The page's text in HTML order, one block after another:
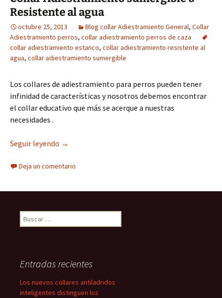
Resistente al agua
octubre 25, 2013 Blog collar Adiestramiento General, Collar
Adiestramiento perros, collar adiestramiento perros de caza
collar adiestramiento estanco, collar adiestramiento resistente al
agua, collar adiestramiento sumergible
Los collares de adiestramiento para perros pueden tener
infinidad de características y nosotros debemos encontrar
el collar educativo que más se acerque a nuestras
necesidades .
Seguir leyendo Collar Adiestramiento sumergible o Resistente
→
Deja un comentario
Buscar:
Entradas recientes
Los nuevos collares antiladridos
inteligentes distinguen los